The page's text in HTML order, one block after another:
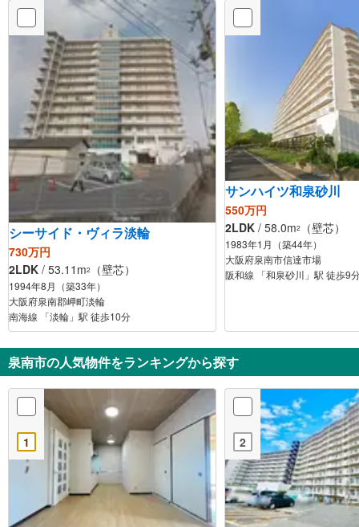
シーサイド・ヴィラ淡輪
730万円
2LDK / 53.11m2 （壁芯）
1994年8月（築33年）
大阪府泉南郡岬町淡輪
南海線 「淡輪」駅 徒歩10分
サンハイツ和泉砂川
550万円
2LDK / 58.0m2 （壁芯）
1983年1月（築44年）
大阪府泉南市信達市場
阪和線 「和泉砂川」駅 徒歩9
泉南市の人気物件をランキングから探す
1 2